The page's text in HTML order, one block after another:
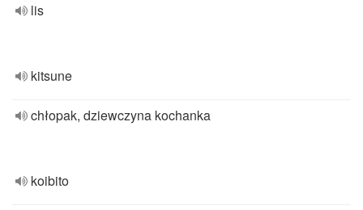
lis
kitsune
chłopak, dziewczyna kochanka
koibito